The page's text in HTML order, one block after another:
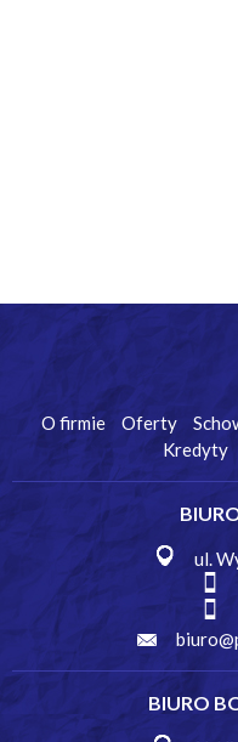
O firmie Oferty
Kredyty
ul.
BIURO